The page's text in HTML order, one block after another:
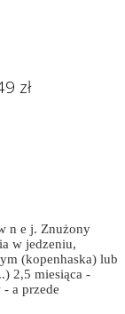
zł
n e j. Znużony
w jedzeniu,
(kopenhaska) lub
2,5 miesiąca -
a przede